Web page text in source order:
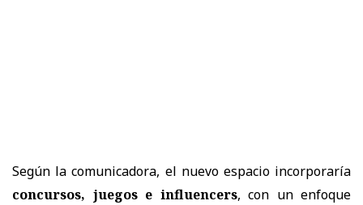
Según la comunicadora, el nuevo espacio incorporaría
concursos, juegos e influencers, con un enfoque